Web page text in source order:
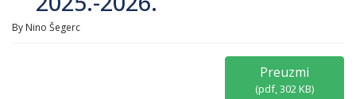
By Nino Šegerc
Preuzmi
(pdf,302 KB)